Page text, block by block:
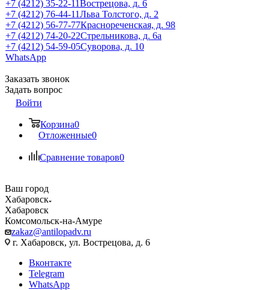
+7 (4212) 35-22-11Вострецова, д. 6
+7 (4212) 76-44-11Льва Толстого, д. 2
+7 (4212) 56-77-77Краснореченская, д. 98
+7 (4212) 74-20-22Стрельникова, д. 6а
+7 (4212) 54-59-05Суворова, д. 10
WhatsApp
Заказать звонок
Задать вопрос
Войти
Корзина0
Отложенные0
Сравнение товаров0
Ваш город
Хабаровск
Хабаровск
Комсомольск-на-Амуре
zakaz@antilopadv.ru
г. Хабаровск, ул. Вострецова, д. 6
Вконтакте
Telegram
WhatsApp